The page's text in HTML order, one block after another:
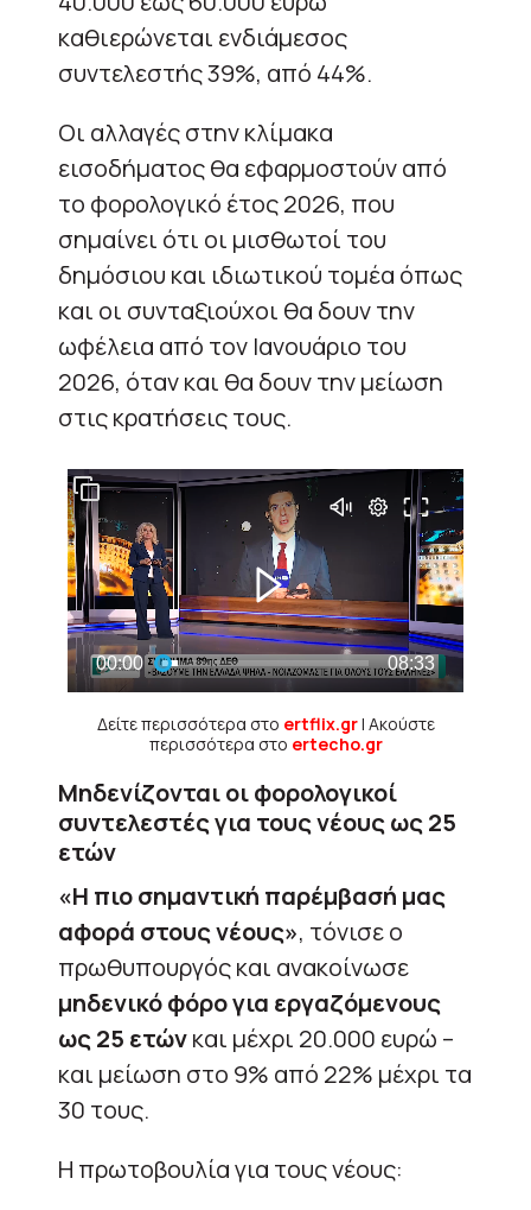
καθιερώνεται ενδιάμεσος
συντελεστής 39%, από 44%.
Οι αλλαγές στην κλίμακα
εισοδήματος θα εφαρμοστούν από
το φορολογικό έτος 2026, που
σημαίνει ότι οι μισθωτοί του
δημόσιου και ιδιωτικού τομέα όπως
και οι συνταξιούχοι θα δουν την
ωφέλεια από τον Ιανουάριο του
2026, όταν και θα δουν την μείωση
στις κρατήσεις τους.
Δείτε περισσότερα στο ertflix.gr| Ακούστε
περισσότερα στο ertecho.gr
Μηδενίζονται οι φορολογικοί
συντελεστές για τους νέους ως 25
ετών
«Η πιο σημαντική παρέμβασή μας
αφορά στους νέους», τόνισε ο
πρωθυπουργός και ανακοίνωσε
μηδενικό φόρο για εργαζόμενους
ως 25 ετώνκαι μέχρι 20.000 ευρώ –
και μείωση στο 9% από 22% μέχρι τα
30 τους.
Η πρωτοβουλία για τους νέους: